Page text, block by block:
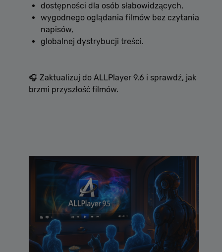
dostępności dla osób słabowidzących,
wygodnego oglądania filmów bez czytania
napisów,
globalnej dystrybucji treści.
🎧 Zaktualizuj do ALLPlayer 9.6 i sprawdź, jak
brzmi przyszłość filmów.